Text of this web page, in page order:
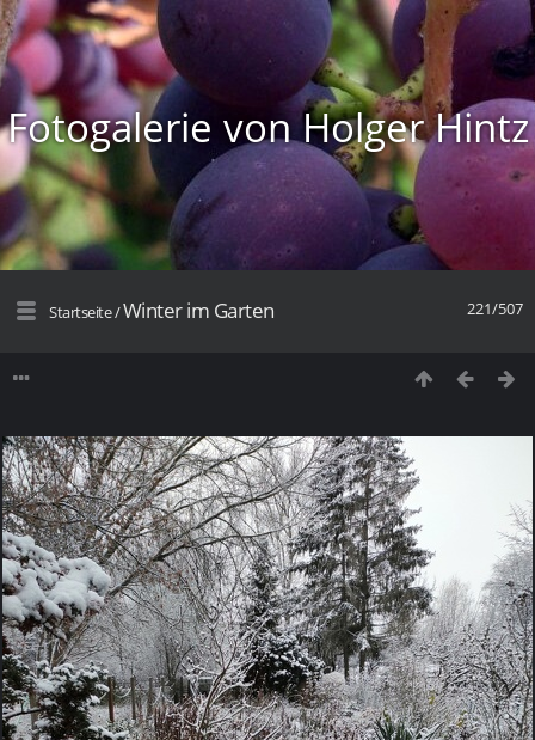
Fotogalerie von Holger Hintz
221/507
Startseite/Winter im Garten